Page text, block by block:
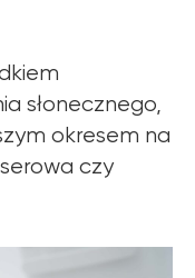
słonecznego,
okresem na
czy